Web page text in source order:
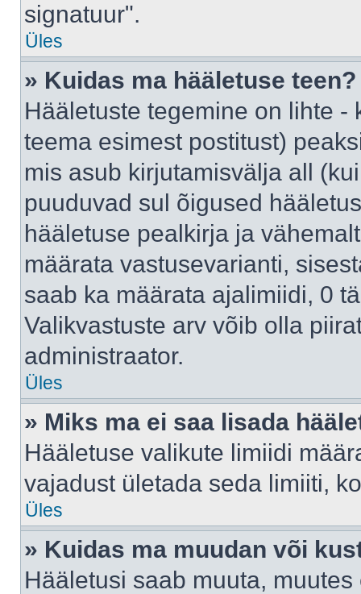
signatuur".
Üles
» Kuidas ma hääletuse teen?
Hääletuste tegemine on lihte
teema esimest postitust)
mis asub kirjutamisvälja all
puuduvad sul õigused
hääletuse pealkirja ja
määrata vastusevarianti,
saab ka määrata ajalimiidi, 0
Valikvastuste arv võib olla
administraator.
Üles
» Miks ma ei saa lisada
Hääletuse valikute limiidi
vajadust ületada seda limiiti,
Üles
» Kuidas ma muudan või
Hääletusi saab muuta,